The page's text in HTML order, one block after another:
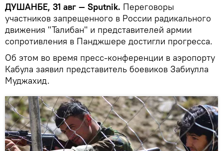
ДУШАНБЕ, 31 авг — Sputnik. Переговоры
участников запрещенного в России радикального
движения "Талибан" и представителей армии
сопротивления в Панджшере достигли прогресса.
Об этом во время пресс-конференции в аэропорту
Кабула заявил представитель боевиков Забиулла
Муджахид.